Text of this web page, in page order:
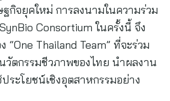
กิจยุคใหม่ การลงนามในความร่วม
Consortium ในครั้งนี้ จึง
“One Thailand Team” ที่จะร่วม
ตกรรมชีวภาพของไทย นำผลงาน
ระโยชน์เชิงอุตสาหกรรมอย่าง